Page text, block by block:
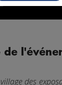
des